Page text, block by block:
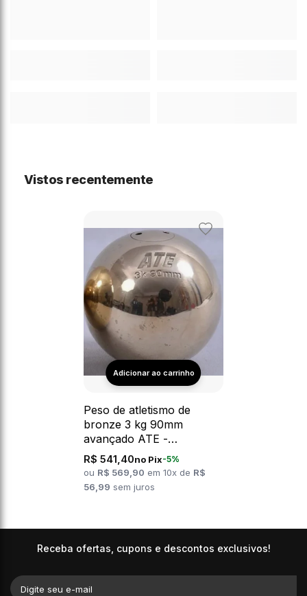
Vistos recentemente
Adicionar
favoritos
Peso de atletismo de
bronze 3 kg 90mm
avançado ATE -
Certificado WA-IAAF
R$ 541,40no Pix-5%
ou R$ 569,90 em 10x de R$
56,99 sem juros
Receba ofertas, cupons e descontos exclusivos!
Digite seu e-mail